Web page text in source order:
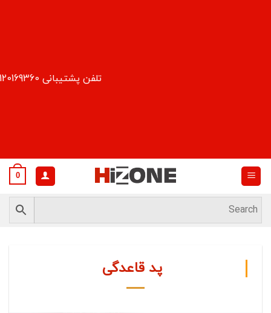
تلفن پشتیبانی 09120169360
0
پد قاعدگی